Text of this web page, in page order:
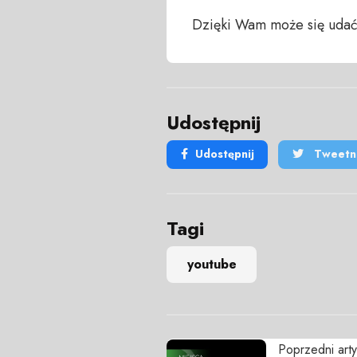
Dzięki Wam może się
Udostępnij
Udostępnij
Tagi
youtube
Poprzedni